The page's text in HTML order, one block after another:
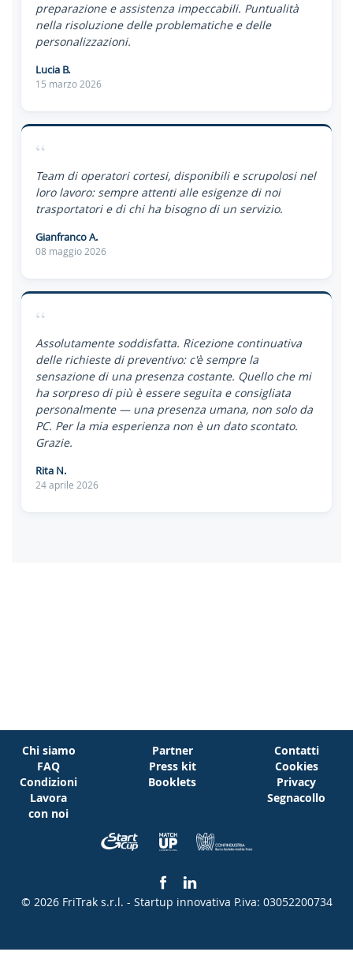
preparazione e assistenza impeccabili. Puntualità
nella risoluzione delle problematiche e delle
personalizzazioni.
Lucia B.
15 marzo 2026
“
Team di operatori cortesi, disponibili e scrupolosi nel
loro lavoro: sempre attenti alle esigenze di noi
trasportatori e di chi ha bisogno di un servizio.
Gianfranco A.
08 maggio 2026
“
Assolutamente soddisfatta. Ricezione continuativa
delle richieste di preventivo: c'è sempre la
sensazione di una presenza costante. Quello che mi
ha sorpreso di più è essere seguita e consigliata
personalmente — una presenza umana, non solo da
PC. Per la mia esperienza non è un dato scontato.
Grazie.
Rita N.
24 aprile 2026
Chi siamo
FAQ
Condizioni
Lavora
con noi
Partner
Press kit
Booklets
Contatti
Cookies
Privacy
Segnacollo
© 2026 FriTrak s.r.l. - Startup innovativa P.iva: 03052200734